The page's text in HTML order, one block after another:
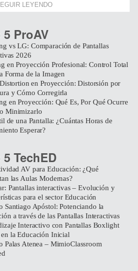
LEYENDO
5 ProAV
vs LG: Comparación de Pantallas
2026
en Proyección Profesional: Control Total
Forma de la Imagen
en Proyección: Distorsión por
y Cómo Corregirla
en Proyección: Qué Es, Por Qué Ocurre
Minimizarlo
de una Pantalla: ¿Cuántas Horas de
Esperar?
TechED
AV para Educación: ¿Qué
las Aulas Modernas?
Pantallas interactivas – Evolución y
para el sector Educación
Santiago Apóstol: Potenciando la
a través de las Pantallas Interactivas
Interactivo con Pantallas Boxlight
la Educación Inicial
Palas Atenea – MimioClassroom